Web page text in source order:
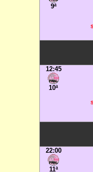
9ª
12:45
10ª
22:00
11ª